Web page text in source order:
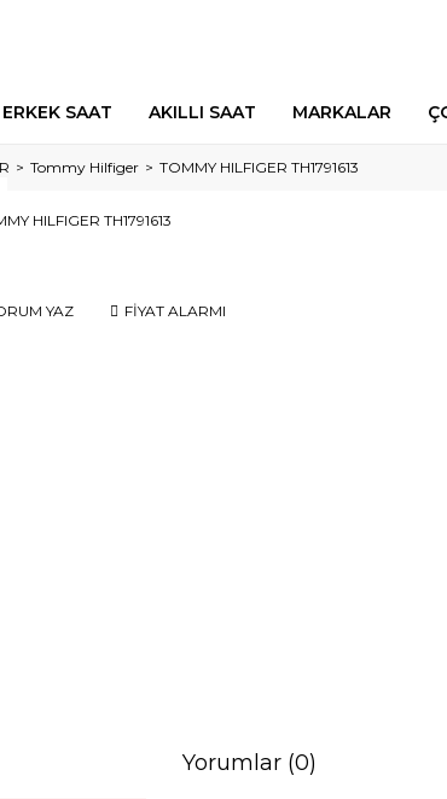
ERKEK SAAT AKILLI SAAT MARKALAR
Tommy Hilfiger TOMMY HILFIGER TH1791613
YAZ FİYAT ALARMI
Yorumlar (0)